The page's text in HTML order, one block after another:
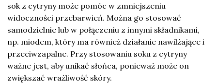
sok z cytryny może pomóc w zmniejszeniu
widoczności przebarwień. Można go stosować
samodzielnie lub w połączeniu z innymi składnikami,
np. miodem, który ma również działanie nawilżające i
przeciwzapalne. Przy stosowaniu soku z cytryny
ważne jest, aby unikać słońca, ponieważ może on
zwiększać wrażliwość skóry.